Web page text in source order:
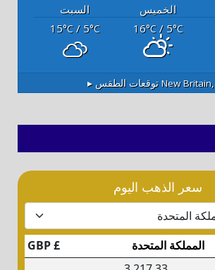
الخميس
السبت
16°C/ 5°C
15°C/ 5°C
New Britain,توقعات الطقس ▸